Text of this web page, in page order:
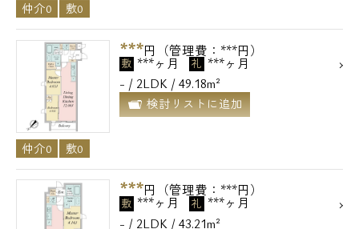
仲介0 敷0
***円（管理費：***円）
敷 ***ヶ月 礼 ***ヶ月
- / 2LDK / 49.18m²
検討リストに追加
仲介0 敷0
***円（管理費：***円）
敷 ***ヶ月 礼 ***ヶ月
- / 2LDK / 43.21m²